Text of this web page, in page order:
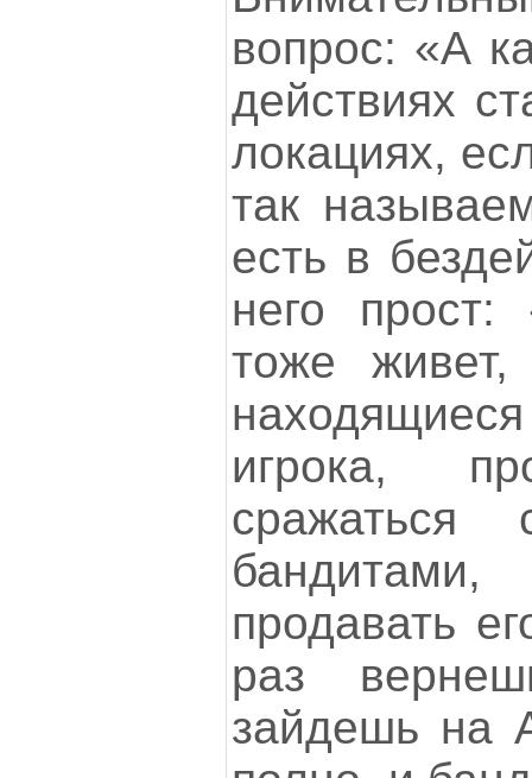
вопрос: «А
действиях
локациях,
так
есть в
него прост:
тоже
игрока,
продавать
раз
зайдешь на